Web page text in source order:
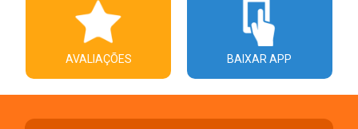
AVALIAÇÕES BAIXAR APP